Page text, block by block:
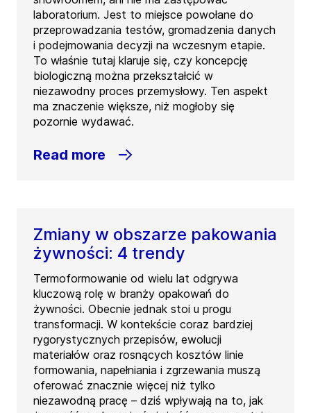
laboratorium. Jest to miejsce powołane do
przeprowadzania testów, gromadzenia danych
i podejmowania decyzji na wczesnym etapie.
To właśnie tutaj klaruje się, czy koncepcję
biologiczną można przekształcić w
niezawodny proces przemysłowy. Ten aspekt
ma znaczenie większe, niż mogłoby się
pozornie wydawać.
Read more
Zmiany w obszarze pakowania
żywności: 4 trendy
Termoformowanie od wielu lat odgrywa
kluczową rolę w branży opakowań do
żywności. Obecnie jednak stoi u progu
transformacji. W kontekście coraz bardziej
rygorystycznych przepisów, ewolucji
materiałów oraz rosnących kosztów linie
formowania, napełniania i zgrzewania muszą
oferować znacznie więcej niż tylko
niezawodną pracę – dziś wpływają na to, jak